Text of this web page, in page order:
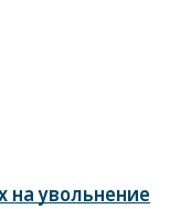
на увольнение